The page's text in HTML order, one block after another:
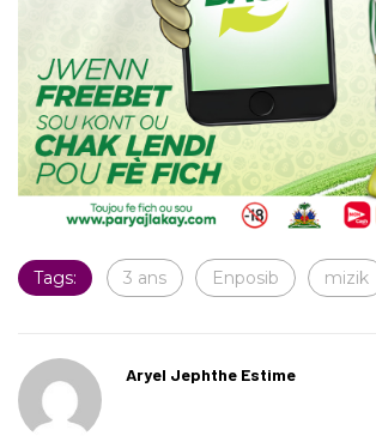
Tags: 3 ans Enposib mizik
Aryel Jephthe Estime